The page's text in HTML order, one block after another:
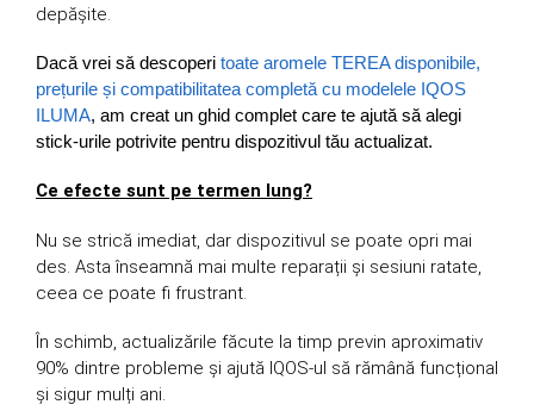
depășite.
Dacă vrei să descoperi toate aromele TEREA disponibile,
prețurile și compatibilitatea completă cu modelele IQOS
ILUMA, am creat un ghid complet care te ajută să alegi
stick-urile potrivite pentru dispozitivul tău actualizat.
Ce efecte sunt pe termen lung?
Nu se strică imediat, dar dispozitivul se poate opri mai
des. Asta înseamnă mai multe reparații și sesiuni ratate,
ceea ce poate fi frustrant.
În schimb, actualizările făcute la timp previn aproximativ
90% dintre probleme și ajută IQOS-ul să rămână funcțional
și sigur mulți ani.